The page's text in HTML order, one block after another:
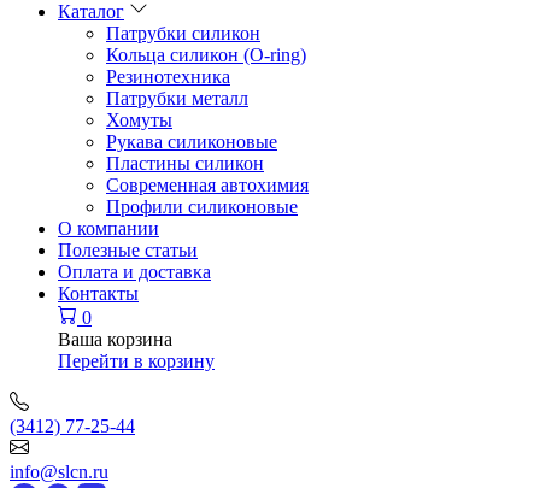
Каталог
Патрубки силикон
Кольца силикон (O-ring)
Резинотехника
Патрубки металл
Хомуты
Рукава силиконовые
Пластины силикон
Современная автохимия
Профили силиконовые
О компании
Полезные статьи
Оплата и доставка
Контакты
0
Ваша корзина
Перейти в корзину
(3412) 77-25-44
info@slcn.ru